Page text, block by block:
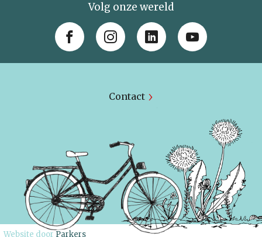
Volg onze wereld
Contact
Website door Parkers